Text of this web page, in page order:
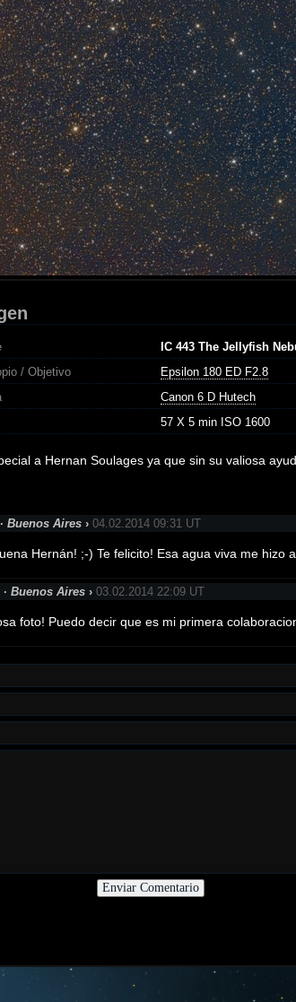
IC 443 The Jellyfish
/ Objetivo
Epsilon 180 ED F2.8
Canon 6 D Hutech
57 X 5 min ISO 1600
a Hernan Soulages ya que sin su valiosa
Buenos Aires › 04.02.2014 09:31 UT
Hernán! ;-) Te felicito! Esa agua viva me
Buenos Aires › 03.02.2014 22:09 UT
foto! Puedo decir que es mi primera